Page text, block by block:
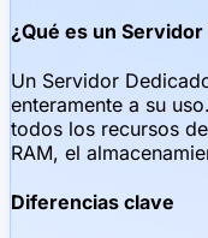
¿Qué es un
Un Servidor
enteramente a su
todos los recursos
RAM, el
Diferencias clave